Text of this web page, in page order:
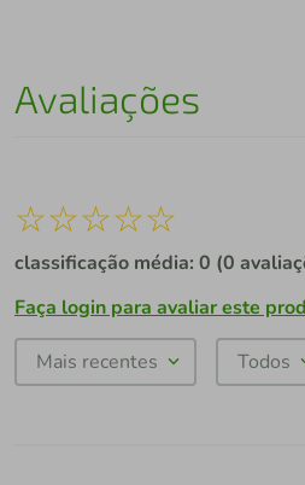
Avaliações
☆☆☆☆☆
classificação média: 0 (0
Faça login para avaliar este
Mais recentes Todos